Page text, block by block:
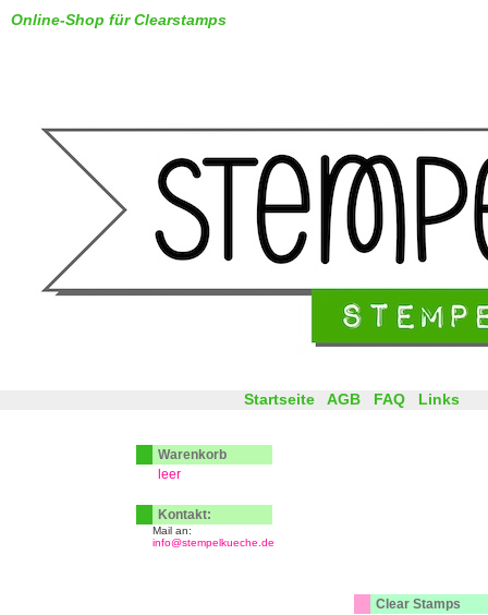
Online-Shop für Clearstamps
Clear Stamps
Startseite AGB FAQ Links
Warenkorb
leer
Kontakt:
Mail an:
info@stempelkueche.de